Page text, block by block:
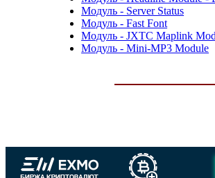
Модуль - Server Status
Модуль - Fast Font
Модуль - JXTC Maplink
Модуль - Mini-MP3 Module